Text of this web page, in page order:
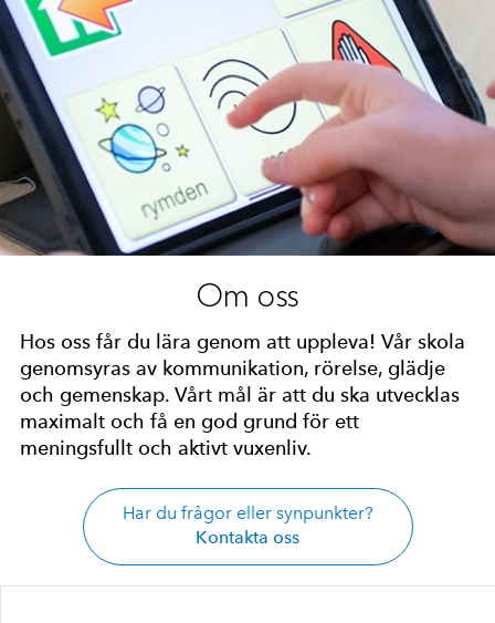
Om oss
Hos oss får du lära genom att uppleva! Vår skola
genomsyras av kommunikation, rörelse, glädje
och gemenskap. Vårt mål är att du ska utvecklas
maximalt och få en god grund för ett
meningsfullt och aktivt vuxenliv.
Har du frågor eller synpunkter?
Kontakta oss